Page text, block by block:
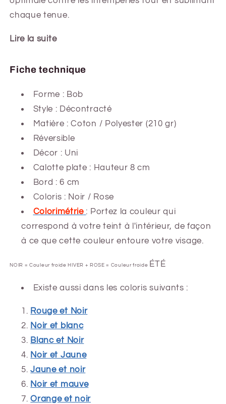
chaque tenue.
Lire la suite
Fiche technique
Forme : Bob
Style : Décontracté
Matière : Coton / Polyester (210 gr)
Réversible
Décor : Uni
Calotte plate : Hauteur 8 cm
Bord : 6 cm
Coloris : Noir / Rose
Colorimétrie : Portez la couleur qui
correspond à votre teint à l'intérieur, de façon
à ce que cette couleur entoure votre visage.
NOIR = Couleur froide HIVER + ROSE = Couleur froide ÉTÉ
Existe aussi dans les coloris suivants :
Rouge et Noir
Noir et blanc
Blanc et Noir
Noir et Jaune
Jaune et noir
Noir et mauve
Orange et noir